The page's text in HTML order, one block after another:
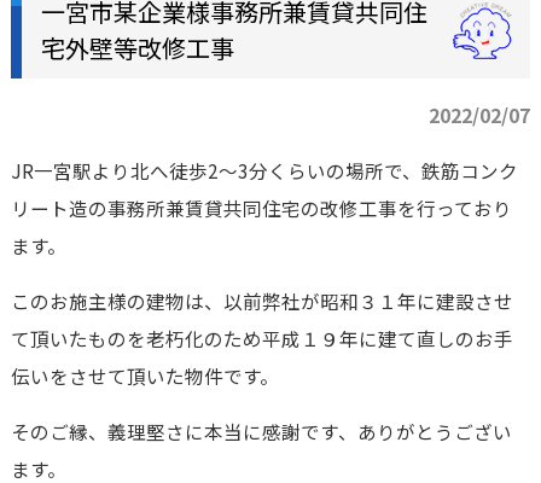
一宮市某企業様事務所兼賃貸共同住
宅外壁等改修工事
2022/02/07
JR一宮駅より北へ徒歩2～3分くらいの場所で、鉄筋コンク
リート造の事務所兼賃貸共同住宅の改修工事を行っており
ます。
このお施主様の建物は、以前弊社が昭和３１年に建設させ
て頂いたものを老朽化のため平成１９年に建て直しのお手
伝いをさせて頂いた物件です。
そのご縁、義理堅さに本当に感謝です、ありがとうござい
ます。